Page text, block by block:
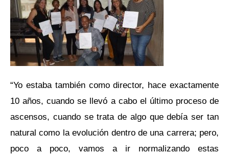
“Yo estaba también como director, hace exactamente
10 años, cuando se llevó a cabo el último proceso de
ascensos, cuando se trata de algo que debía ser tan
natural como la evolución dentro de una carrera; pero,
poco a poco, vamos a ir normalizando estas